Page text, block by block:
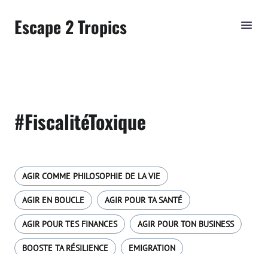
Escape 2 Tropics
#FiscalitéToxique
AGIR COMME PHILOSOPHIE DE LA VIE
AGIR EN BOUCLE AGIR POUR TA SANTÉ
AGIR POUR TES FINANCES AGIR POUR TON BUSINESS
BOOSTE TA RÉSILIENCE EMIGRATION